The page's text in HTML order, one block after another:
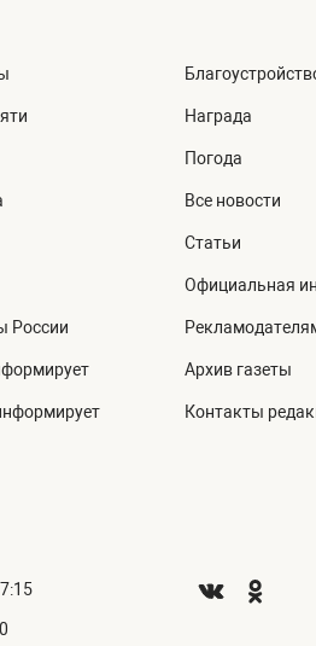
России
Награда
Погода
Все новости
Статьи
Официальная
Архив газеты
Контакты